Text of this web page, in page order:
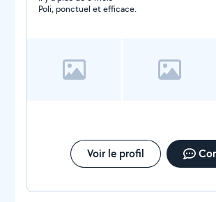
Poli, ponctuel et efficace.
Voir le profil